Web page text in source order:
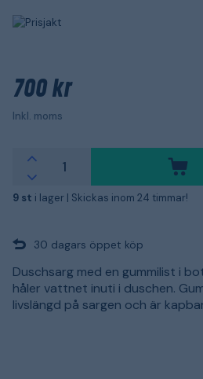
700 kr
Inkl. moms
9 st i lager | Skickas inom 24 timmar!
30 dagars öppet köp
Duschsarg med en gummilist i
håler vattnet inuti i duschen.
livslängd på sargen och är